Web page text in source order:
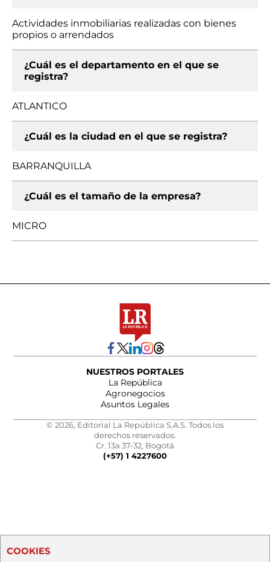
Actividades inmobiliarias realizadas con bienes
propios o arrendados
¿Cuál es el departamento en el que se
registra?
ATLANTICO
¿Cuál es la ciudad en el que se registra?
BARRANQUILLA
¿Cuál es el tamaño de la empresa?
MICRO
NUESTROS PORTALES
La República
Agronegocios
Asuntos Legales
© 2026, Editorial La República S.A.S. Todos los
derechos reservados.
Cr. 13a 37-32, Bogotá
(+57) 1 4227600
COOKIES